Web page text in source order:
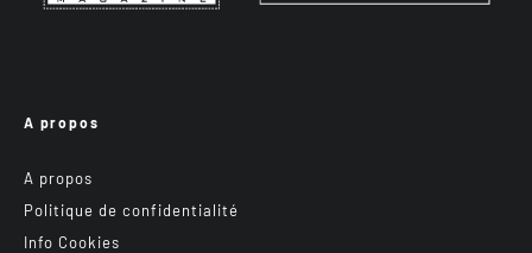
A propos
A propos
Politique de confidentialité
Info Cookies